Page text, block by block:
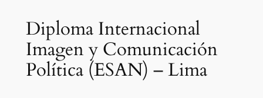
Diploma Internacional
Imagen y Comunicación
Política (ESAN) – Lima